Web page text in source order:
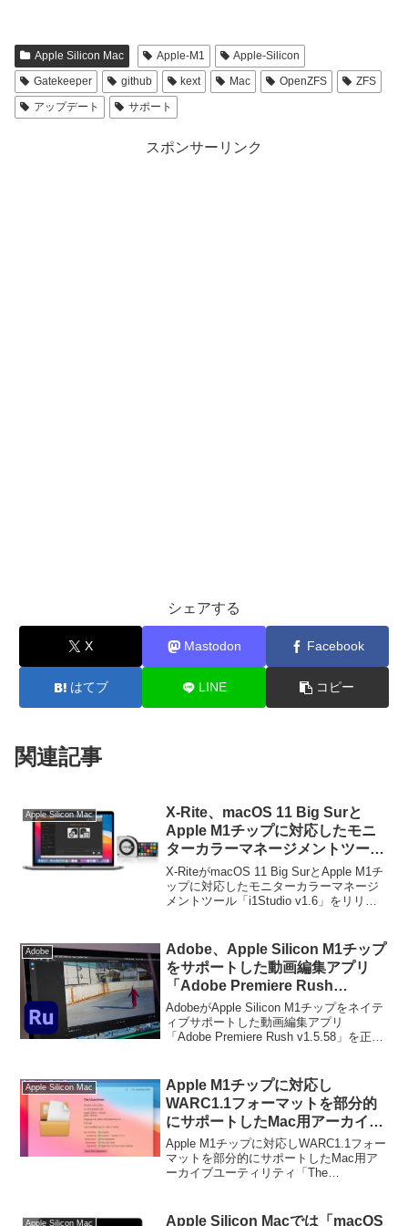
Apple Silicon Mac Apple-M1
Apple-Silicon
Gatekeeper
github kext Mac OpenZFS
ZFS
アップデート
サポート
スポンサーリンク
シェアする
X Mastodon Facebook
はてブ LINE コピー
関連記事
Apple Silicon Mac
X-Rite、macOS 11 Big Surと
Apple M1チップに対応したモニ
ターカラーマネージメントツール
「i1Studio v1.6」をリリース。
X-RiteがmacOS 11 Big SurとApple M1チ
ップに対応したモニターカラーマネージ
メントツール「i1Studio v1.6」をリリー
Adobe
Adobe、Apple Silicon M1チップ
をサポートした動画編集アプリ
「Adobe Premiere Rush
v1.5.58」を正式にリリース。
AdobeがApple Silicon M1チップをネイテ
ィブサポートした動画編集アプリ
「Adobe Premiere Rush v1.5.58」を正式
Apple Silicon Mac
Apple M1チップに対応し
WARC1.1フォーマットを部分的
にサポートしたMac用アーカイブ
ユーティリティ「The
Unarchiver v4.3」がリリース。
Apple M1チップに対応しWARC1.1フォー
マットを部分的にサポートしたMac用ア
ーカイブユーティリティ「The
Apple Silicon Mac Apple Silicon Macでは「macOS